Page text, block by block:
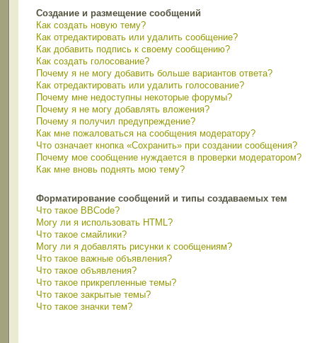
Создание и размещение сообщений
Как создать новую тему?
Как отредактировать или удалить сообщение?
Как добавить подпись к своему сообщению?
Как создать голосование?
Почему я не могу добавить больше вариантов ответа?
Как отредактировать или удалить голосование?
Почему мне недоступны некоторые форумы?
Почему я не могу добавлять вложения?
Почему я получил предупреждение?
Как мне пожаловаться на сообщения модератору?
Что означает кнопка «Сохранить» при создании сообщения?
Почему мое сообщение нуждается в проверки модератором?
Как мне вновь поднять мою тему?
Форматирование сообщений и типы создаваемых тем
Что такое BBCode?
Могу ли я использовать HTML?
Что такое смайлики?
Могу ли я добавлять рисунки к сообщениям?
Что такое важные объявления?
Что такое объявления?
Что такое прикрепленные темы?
Что такое закрытые темы?
Что такое значки тем?